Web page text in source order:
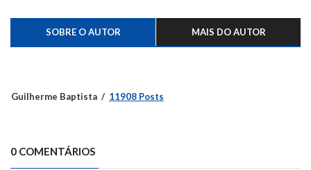
SOBRE O AUTOR MAIS DO AUTOR
Guilherme Baptista 11908 Posts
0 COMENTÁRIOS